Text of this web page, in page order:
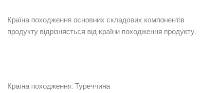
Країна походження основних складових компонентів
продукту відрізняється від країни походження продукту.
Країна походження: Туреччина